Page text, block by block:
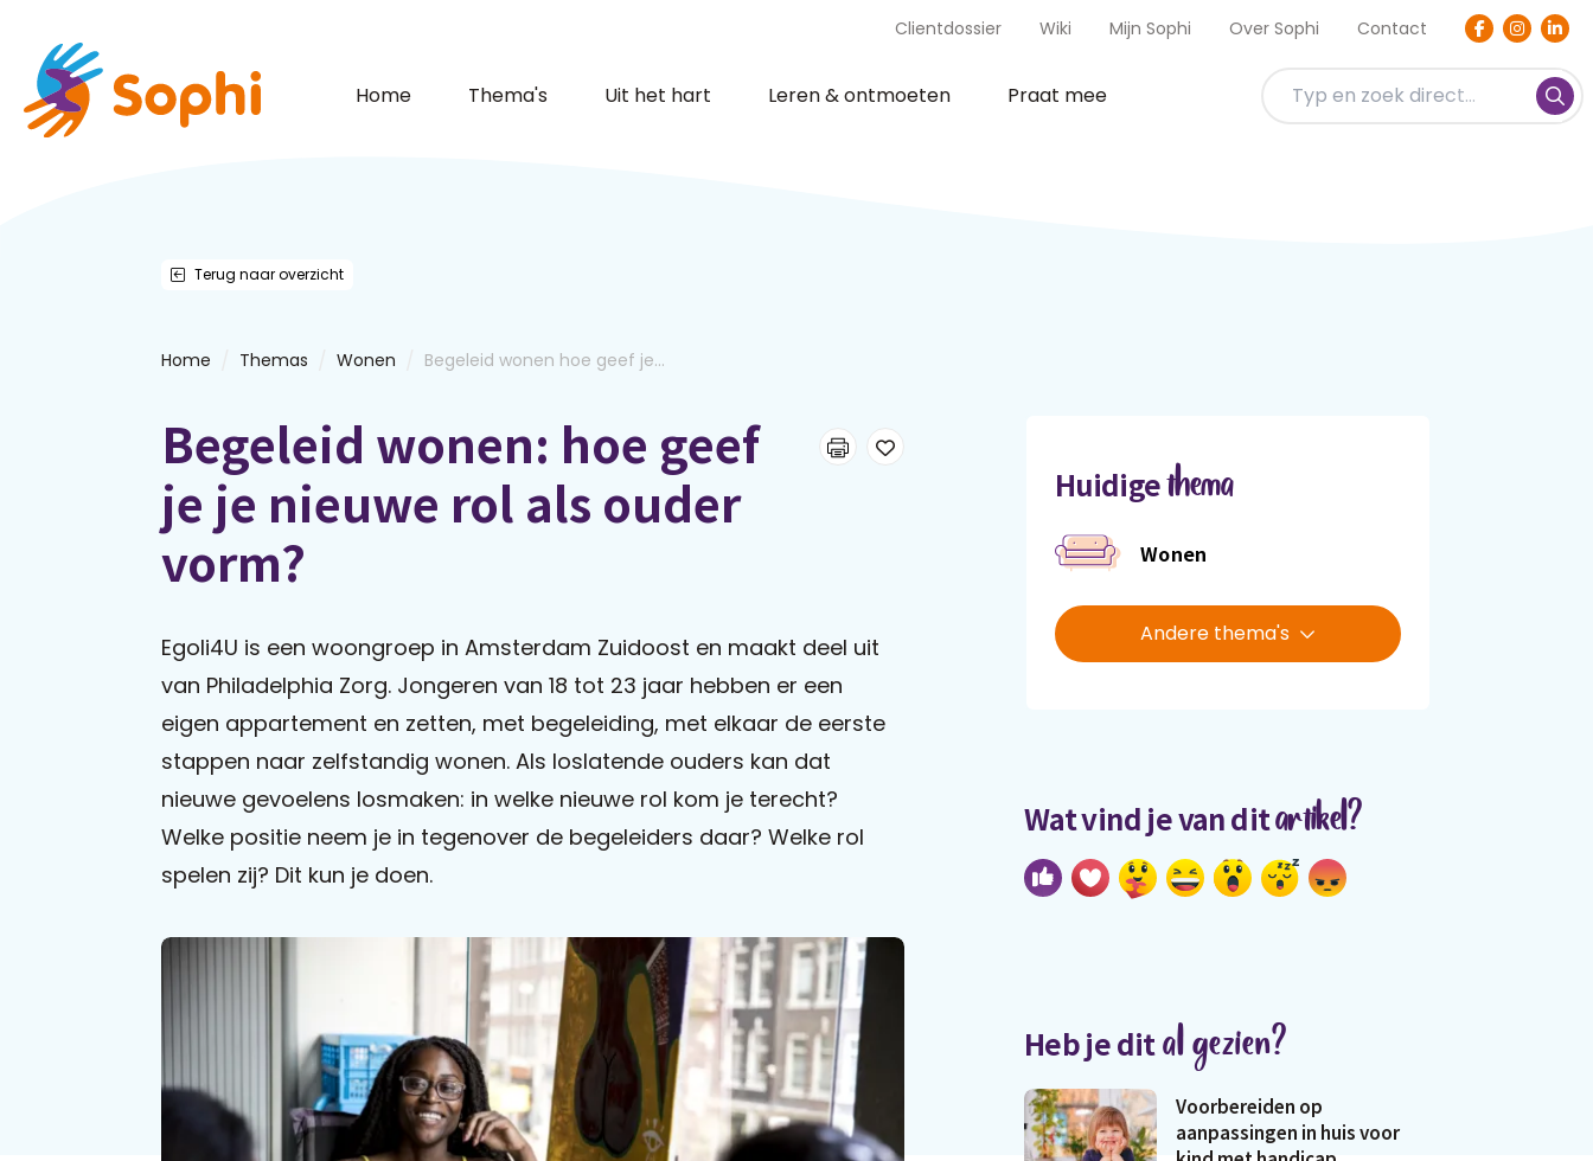
Clientdossier Wiki Mijn Sophi Over Sophi Contact
Home Thema's Uit het hart Leren & ontmoeten Praat mee
Terug naar overzicht
Home Themas Wonen Begeleid wonen hoe geef je...
Begeleid wonen: hoe geef
je je nieuwe rol als ouder
vorm?
Egoli4U is een woongroep in Amsterdam Zuidoost en maakt deel uit
van Philadelphia Zorg. Jongeren van 18 tot 23 jaar hebben er een
eigen appartement en zetten, met begeleiding, met elkaar de eerste
stappen naar zelfstandig wonen. Als loslatende ouders kan dat
nieuwe gevoelens losmaken: in welke nieuwe rol kom je terecht?
Welke positie neem je in tegenover de begeleiders daar? Welke rol
spelen zij? Dit kun je doen.
Huidigethema
Wonen
Andere thema's
Wat vind je van ditartikel?
Heb je dital gezien?
Voorbereiden op
aanpassingen in huis voor